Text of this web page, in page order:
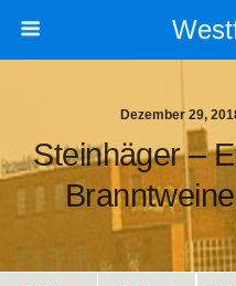
Dezember 29,
Steinhäger –